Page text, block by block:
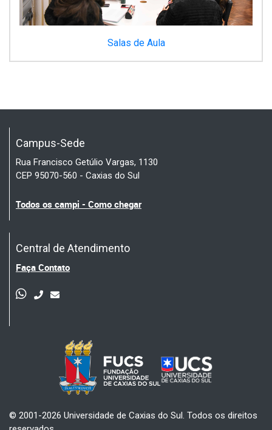
Salas de Aula
Campus-Sede
Rua Francisco Getúlio Vargas, 1130
CEP 95070-560 - Caxias do Sul
Todos os campi - Como chegar
Central de Atendimento
Faça Contato
© 2001-2026 Universidade de Caxias do Sul. Todos os direitos